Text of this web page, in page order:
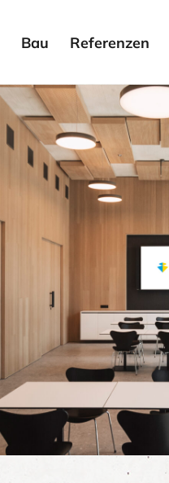
Bau Referenzen